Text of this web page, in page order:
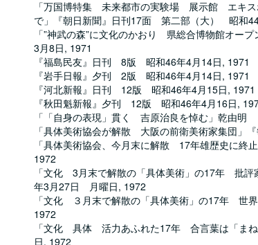
「万国博特集 未来都市の実験場 展示館 エキス
で」『朝日新聞』日刊17面 第二部（大） 昭和
「”神武の森”に文化のかおり 県総合博物館オ
3月8日, 1971
『福島民友』日刊 8版 昭和46年4月14日, 1971
『岩手日報』夕刊 2版 昭和46年4月14日, 1971
『河北新報』日刊 12版 昭和46年4月15日, 1971
『秋田魁新報』夕刊 12版 昭和46年4月16日,
「「自身の表現」貫く 吉原治良を悼む」乾由
「具体美術協会が解散 大阪の前衛美術家集団
「具体美術協会、今月末に解散 17年雄歴史に
1972
「文化 3月末で解散の「具体美術」の17年 批
年3月27日 月曜日, 1972
「文化 ３月末で解散の「具体美術」の17年
1972
「文化 具体 活力あふれた17年 合言葉は「ま
日, 1972